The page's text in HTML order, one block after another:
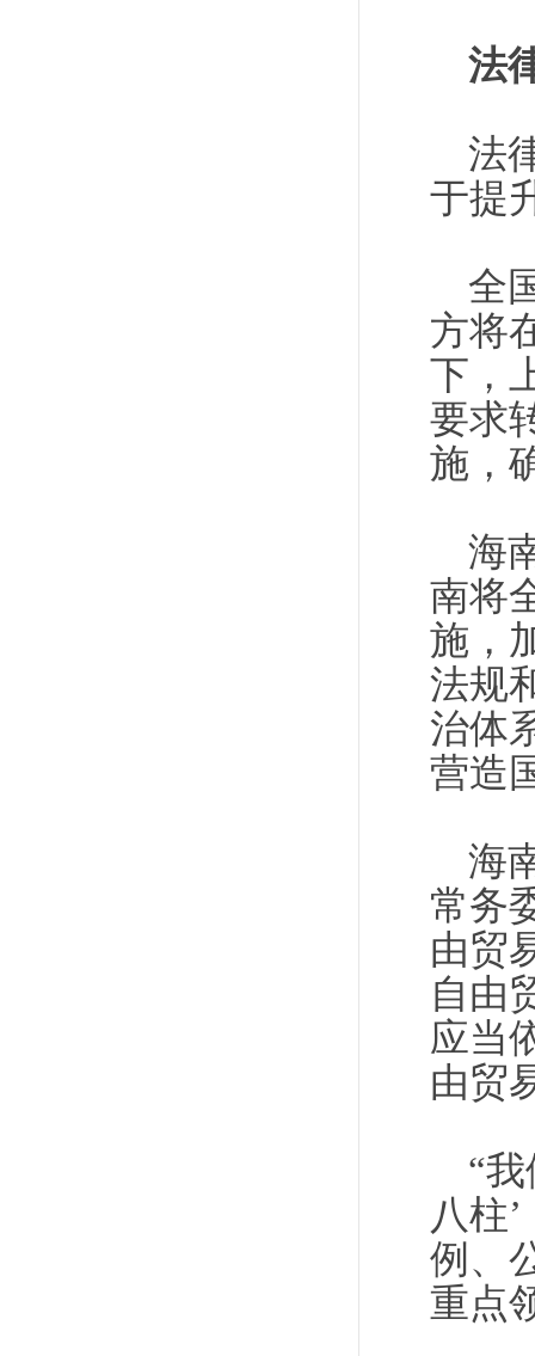
法
法
于提
全
方将
下，
要求
施，
海
南将
施，
法规
治体
营造
海
常务
由贸
自由
应当
由贸
“
八柱
例、
重点